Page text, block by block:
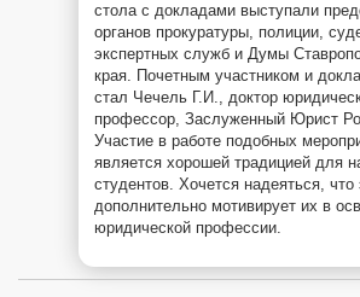
стола с докладами выступали
органов прокуратуры, полиции,
экспертных служб и Думы
края. Почетным участником и
стал Чечель Г.И., доктор
профессор, Заслуженный Юрист
Участие в работе подобных
является хорошей традицией для
студентов. Хочется надеяться, что
дополнительно мотивирует их в
юридической профессии.